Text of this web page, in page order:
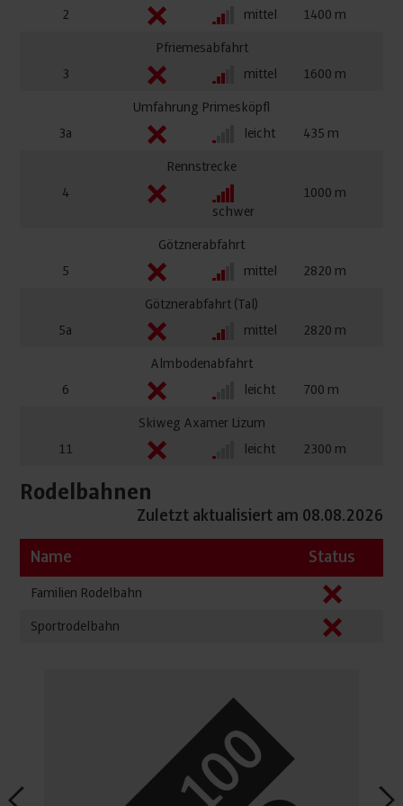
2
1400
mittel
Pfriemesabfahrt
3
1600
mittel
Umfahrung Primesköpfl
3a
435
leicht
Rennstrecke
4
1000
schwer
Götznerabfahrt
5
2820
mittel
Götznerabfahrt (Tal)
5a
2820
mittel
Almbodenabfahrt
6
700
leicht
Skiweg Axamer Lizum
11
2300
leicht
Rodelbahnen
Zuletzt aktualisiert am 08.08.2026
Name Status
Familien Rodelbahn
Sportrodelbahn